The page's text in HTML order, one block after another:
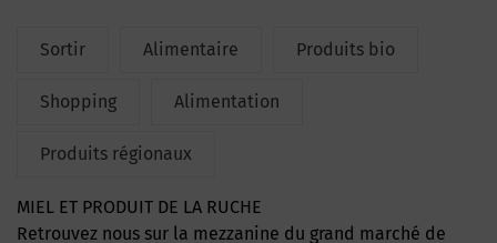
Sortir Alimentaire Produits bio
Shopping Alimentation
Produits régionaux
MIEL ET PRODUIT DE LA RUCHE
Retrouvez nous sur la mezzanine du grand marché de